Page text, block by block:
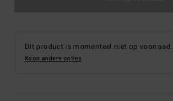
Dit product is momenteel niet op voorraad.
Koop andere opties